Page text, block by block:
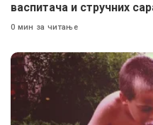
васпитача и стручних
0 мин за читање